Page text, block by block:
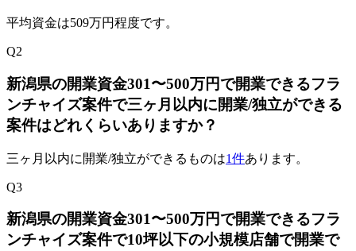
平均資金は509万円程度です。
Q2
新潟県の開業資金301〜500万円で開業できるフラ
ンチャイズ案件で三ヶ月以内に開業/独立ができる
案件はどれくらいありますか？
三ヶ月以内に開業/独立ができるものは1件あります。
Q3
新潟県の開業資金301〜500万円で開業できるフラ
ンチャイズ案件で10坪以下の小規模店舗で開業で